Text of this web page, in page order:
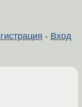
- Вход